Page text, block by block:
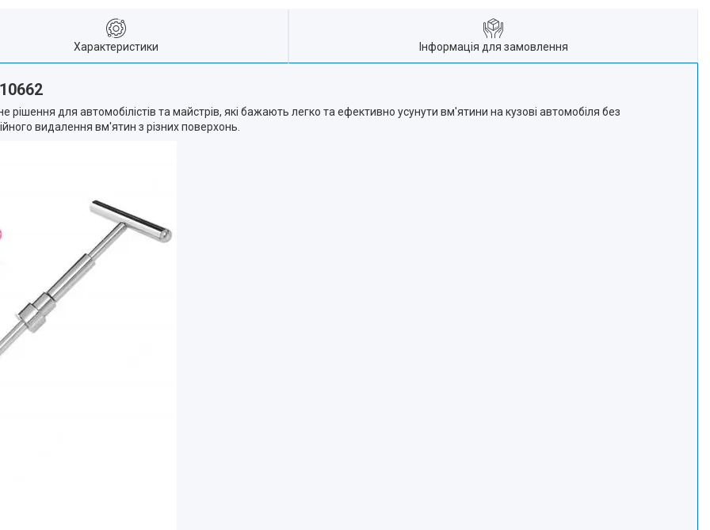
Характеристики Інформація для замовлення
рішення для автомобілістів та майстрів, які бажають легко та ефективно усунути вм'ятини на кузові автомобіля без
видалення вм'ятин з різних поверхонь.